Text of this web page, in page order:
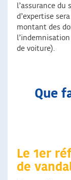
l’assurance du
d’expertise
montant des
de voiture).
Que
Le 1er
de